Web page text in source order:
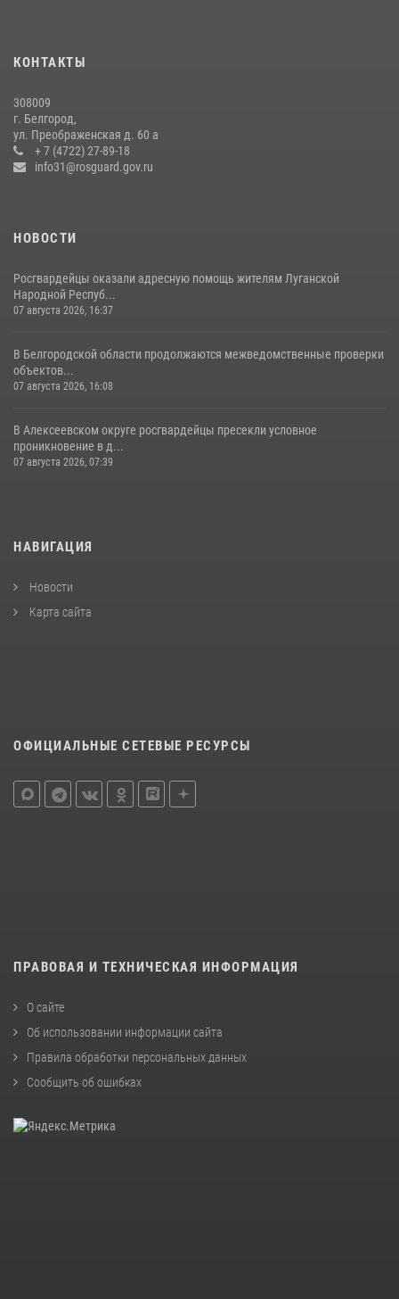
КОНТАКТЫ
308009
г. Белгород,
ул. Преображенская д. 60 а
+ 7 (4722) 27-89-18
info31@rosguard.gov.ru
НОВОСТИ
Росгвардейцы оказали адресную помощь жителям Луганской
Народной Респуб...
07 августа 2026, 16:37
В Белгородской области продолжаются межведомственные проверки
объектов...
07 августа 2026, 16:08
В Алексеевском округе росгвардейцы пресекли условное
проникновение в д...
07 августа 2026, 07:39
НАВИГАЦИЯ
Новости
Карта сайта
ОФИЦИАЛЬНЫЕ СЕТЕВЫЕ РЕСУРСЫ
ПРАВОВАЯ И ТЕХНИЧЕСКАЯ ИНФОРМАЦИЯ
О сайте
Об использовании информации сайта
Правила обработки персональных данных
Сообщить об ошибках